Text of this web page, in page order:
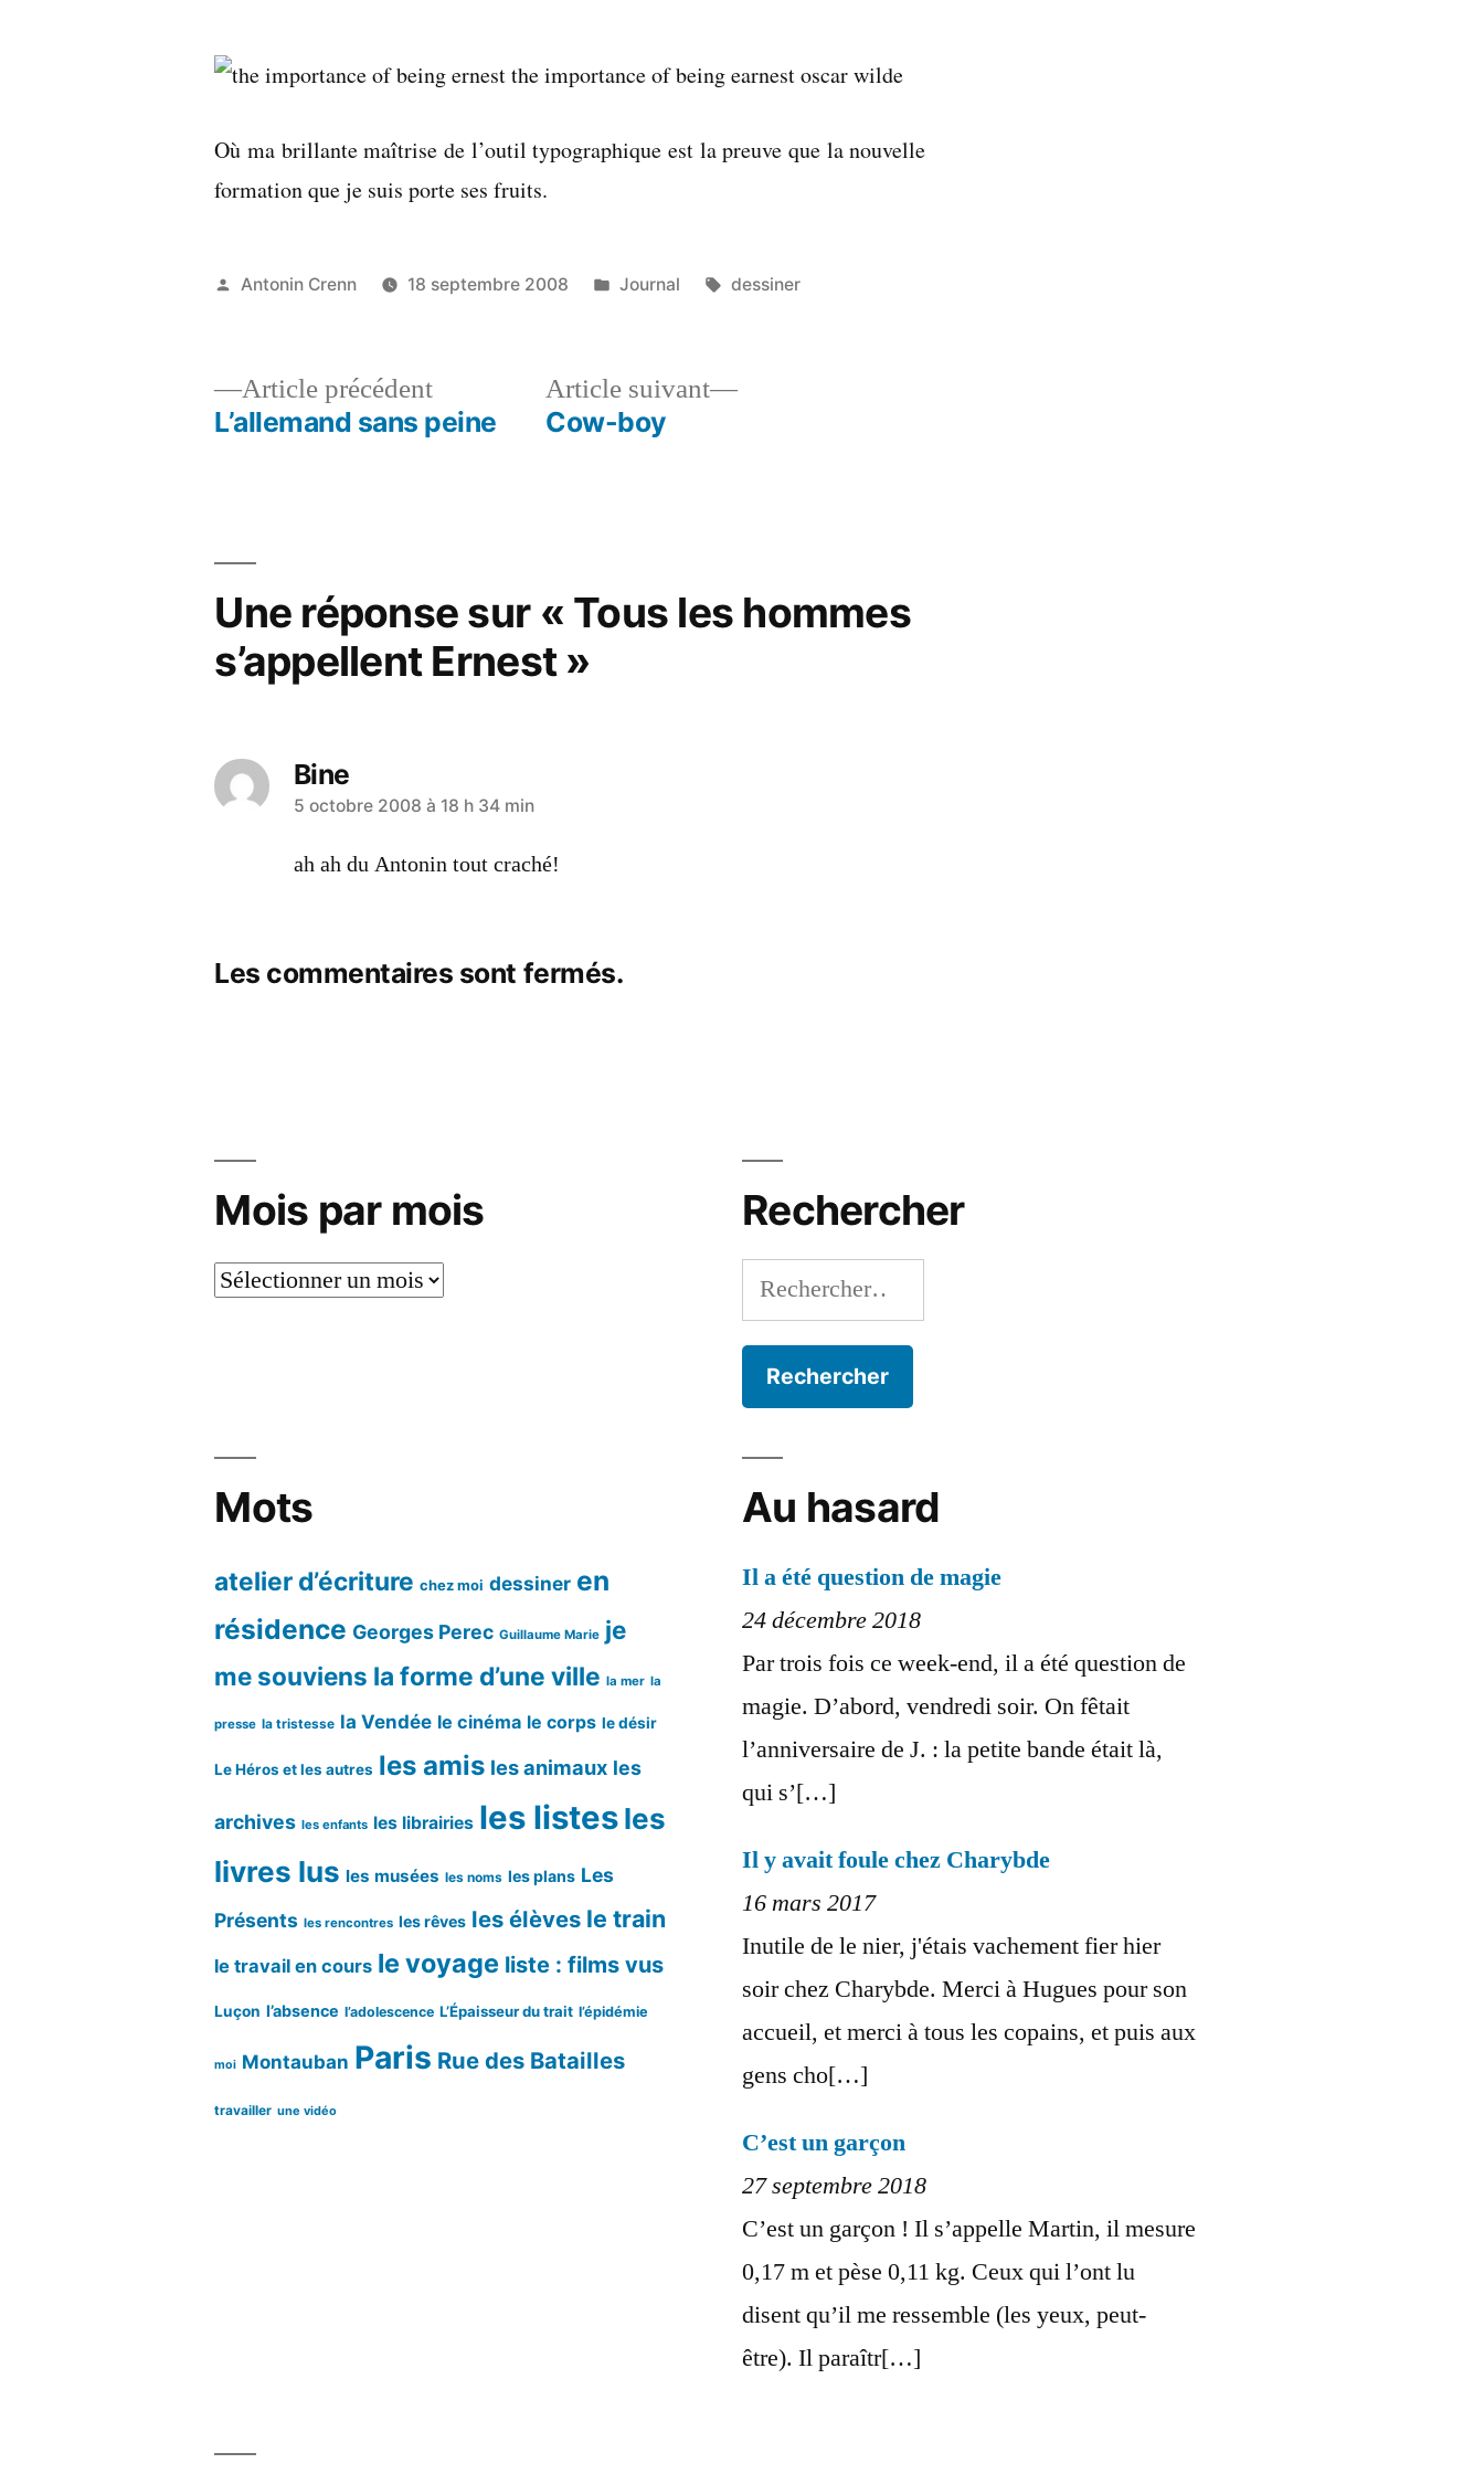
hommes
Où ma brillante maîtrise de l’outil typographique est la preuve que la nouvelle
formation que je suis porte ses fruits.
Publié
Antonin Crenn 18 septembre 2008
Publié
Journal Étiquettes :
dessiner
Navigation
Article précédentArticle
précédent :
L’allemand sans peine
Article suivant
Article
Cow-boy
Une réponse sur « Tous les hommes
s’appellent Ernest »
Bine
a
dit :
5 octobre 2008 à 18 h 34 min
ah ah du Antonin tout craché!
Les commentaires sont fermés.
Mois par mois
Mois
Rechercher
Rechercher :
Mots
atelier d’écriture chez moi dessiner en
résidence Georges Perec Guillaume Marie je
me souviens la forme d’une ville la mer la
presse la tristesse la Vendée le cinéma le corps le désir
Le Héros et les autres les amis les animaux les
archives les enfants les librairies les listesles
livres lus les musées les noms les plans Les
Présents les rencontres les rêves les élèves le train
le travail en cours le voyage liste : films vus
Luçon l’absence l’adolescence L’Épaisseur du trait l’épidémie
moi Montauban Paris Rue des Batailles
travailler une vidéo
Au hasard
Il a été question de magie
24 décembre 2018
Par trois fois ce week-end, il a été question de
magie. D’abord, vendredi soir. On fêtait
l’anniversaire de J. : la petite bande était là,
qui s’[…]
Il y avait foule chez Charybde
16 mars 2017
Inutile de le nier, j'étais vachement fier hier
soir chez Charybde. Merci à Hugues pour son
accueil, et merci à tous les copains, et puis aux
gens cho[…]
C’est un garçon
27 septembre 2018
C’est un garçon ! Il s’appelle Martin, il mesure
0,17 m et pèse 0,11 kg. Ceux qui l’ont lu
disent qu’il me ressemble (les yeux, peut-
être). Il paraîtr[…]